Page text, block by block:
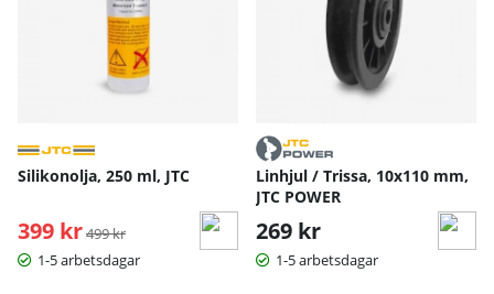
Silikonolja, 250 ml, JTC
399 kr Ordinarie pris:
499 kr
1-5 arbetsdagar
Linhjul / Trissa, 10x110 mm,
JTC POWER
269 kr
1-5 arbetsdagar